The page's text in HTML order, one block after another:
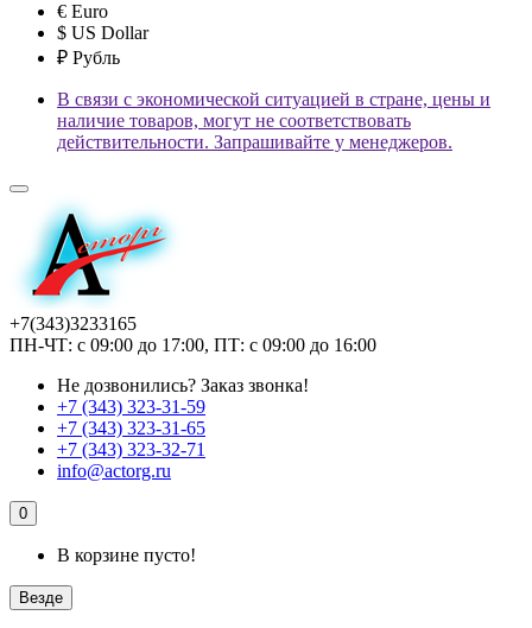
€ Euro
$ US Dollar
₽ Рубль
В связи с экономической ситуацией в стране, цены и
наличие товаров, могут не соответствовать
действительности. Запрашивайте у менеджеров.
+7(343)3233165
ПН-ЧТ: с 09:00 до 17:00, ПТ: с 09:00 до 16:00
Не дозвонились? Заказ звонка!
+7 (343) 323-31-59
+7 (343) 323-31-65
+7 (343) 323-32-71
info@actorg.ru
0
В корзине пусто!
Везде